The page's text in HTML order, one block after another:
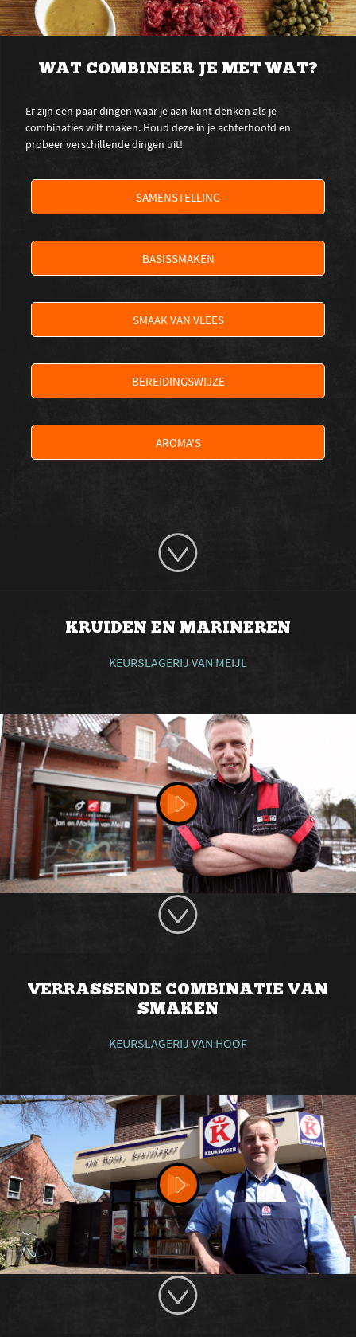
WAT COMBINEER JE MET WAT?
Er zijn een paar dingen waar je aan kunt denken als je
combinaties wilt maken. Houd deze in je achterhoofd en
probeer verschillende dingen uit!
SAMENSTELLING
BASISSMAKEN
SMAAK VAN VLEES
BEREIDINGSWIJZE
AROMA'S
KRUIDEN EN MARINEREN
KEURSLAGERIJ VAN MEIJL
VERRASSENDE COMBINATIE VAN
SMAKEN
KEURSLAGERIJ VAN HOOF